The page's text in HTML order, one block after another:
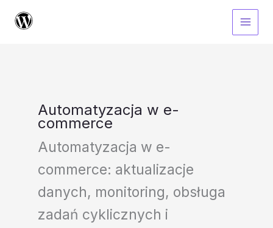
treści
Automatyzacja w e-
commerce
Automatyzacja w e-
commerce: aktualizacje
danych, monitoring, obsługa
zadań cyklicznych i